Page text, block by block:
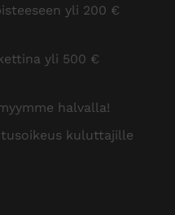
yli 200 €
yli 500 €
halvalla!
kuluttajille